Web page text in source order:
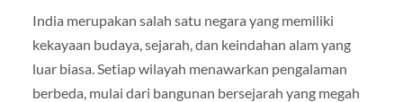
India merupakan salah satu negara yang memiliki
kekayaan budaya, sejarah, dan keindahan alam yang
luar biasa. Setiap wilayah menawarkan pengalaman
berbeda, mulai dari bangunan bersejarah yang megah